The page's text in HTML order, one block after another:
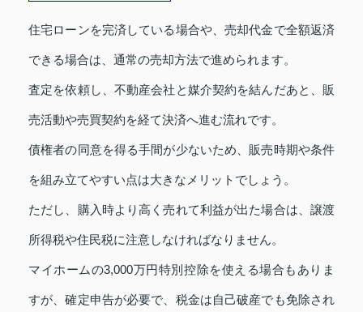
住宅ローンを完済している場合や、売却代金で全額返済
できる場合は、通常の売却方法で進められます。
査定を依頼し、不動産会社と媒介契約を結んだあと、販
売活動や売買契約を経て決済へ進む流れです。
債権者の同意を得る手間が少ないため、販売時期や条件
を組み立てやすい点は大きなメリットでしょう。
ただし、購入時より高く売れて利益が出た場合は、譲渡
所得税や住民税に注意しなければなりません。
マイホームの3,000万円特別控除を使える場合もありま
すが、確定申告が必要で、税金は自己破産でも免除され